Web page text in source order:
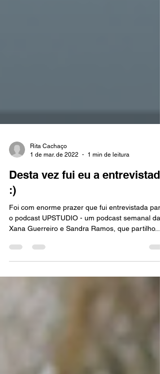
1 de mar. de 2022
1 min de leitura
Desta vez fui eu a entrevistada
:)
Foi com enorme prazer que fui entrevistada para
Xana Guerreiro e Sandra Ramos, que partilho...